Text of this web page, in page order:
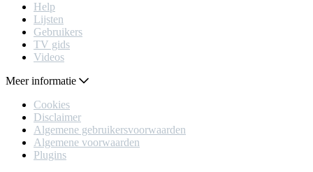
Help
Lijsten
Gebruikers
TV gids
Videos
Meer informatie
Cookies
Disclaimer
Algemene gebruikersvoorwaarden
Algemene voorwaarden
Plugins